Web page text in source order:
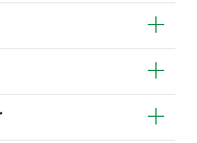
ます。
を発送いたします。
以降のご注文は週明け